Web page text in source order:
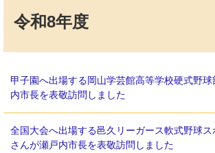
令和8年度
甲子園へ出場する岡山学芸館高等学校硬式野
内市長を表敬訪問しました
全国大会へ出場する邑久リーガース軟式野球
さんが瀬戸内市長を表敬訪問しました